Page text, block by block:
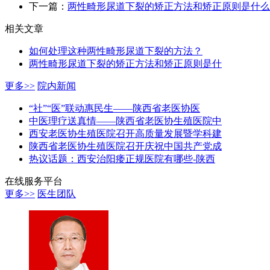
下一篇： 两性畸形尿道下裂的矫正方法和矫正原则是什
相关文章
如何处理这种两性畸形尿道下裂的方法？
两性畸形尿道下裂的矫正方法和矫正原则是什
更多>> 院内新闻
“社”“医”联动惠民生——陕西省老医协医
中医理疗送真情——陕西省老医协生殖医院中
西安老医协生殖医院召开高质量发展暨学科建
陕西省老医协生殖医院召开庆祝中国共产党成
热议话题：西安治阳痿正规医院有哪些-陕西
在线服务平台
更多>> 医生团队